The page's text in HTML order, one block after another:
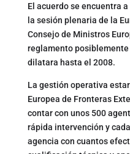
El acuerdo se encuentra
la sesión plenaria de la
Consejo de Ministros
reglamento
dilatara hasta el 2008.
La gestión operativa
Europea de Fronteras
contar con unos 500
rápida intervención y
agencia con cuantos